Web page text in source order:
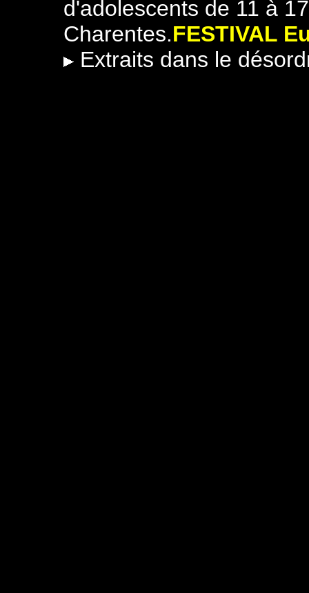
d'adolescents de 11 à
Charentes.FESTIVAL
Extraits dans le